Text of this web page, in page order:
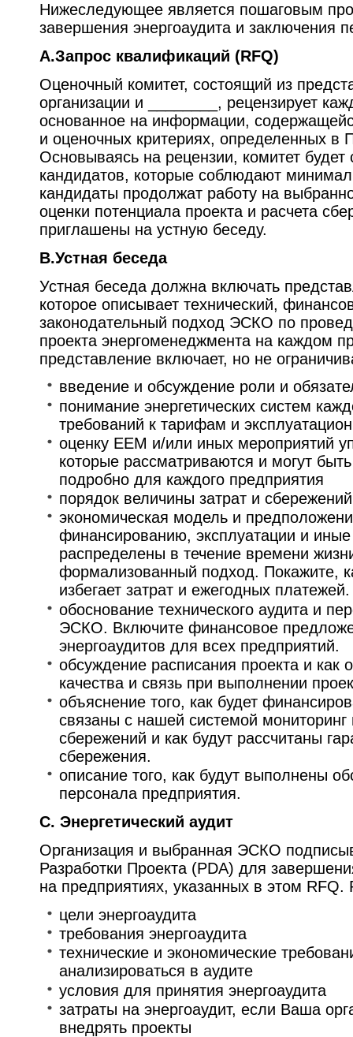
Нижеследующее является пошаговым
завершения энергоаудита и заключения
A.Запрос квалификаций (RFQ)
Оценочный комитет, состоящий из
организации и ________, рецензирует
основанное на информации,
и оценочных критериях, определенных в
Основываясь на рецензии, комитет будет
кандидатов, которые соблюдают
кандидаты продолжат работу на
оценки потенциала проекта и расчета
приглашены на устную беседу.
B.Устная беседа
Устная беседа должна включать
которое описывает технический,
законодательный подход ЭСКО по
проекта энергоменеджмента на каждом
представление включает, но не
введение и обсуждение роли и
понимание энергетических систем
требований к тарифам и
оценку EEM и/или иных мероприятий
которые рассматриваются и могут
подробно для каждого предприятия
порядок величины затрат и
экономическая модель и
финансированию, эксплуатации и
распределены в течение времени
формализованный подход. Покажите,
избегает затрат и ежегодных платежей.
обоснование технического аудита и
ЭСКО. Включите финансовое
энергоаудитов для всех предприятий.
обсуждение расписания проекта и как
качества и связь при выполнении
объяснение того, как будет
связаны с нашей системой
сбережений и как будут рассчитаны
сбережения.
описание того, как будут выполнены
персонала предприятия.
C. Энергетический аудит
Организация и выбранная ЭСКО
Разработки Проекта (PDA) для
на предприятиях, указанных в этом RFQ.
цели энергоаудита
требования энергоаудита
технические и экономические
анализироваться в аудите
условия для принятия энергоаудита
затраты на энергоаудит, если Ваша
внедрять проекты